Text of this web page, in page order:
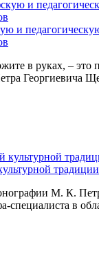
и
в руках, – это
Георгиевича
М. К.
специалиста в